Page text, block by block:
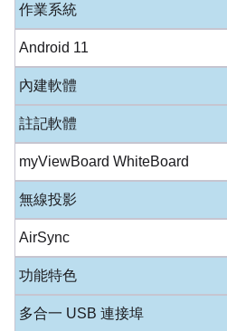
作業系統
Android 11
內建軟體
註記軟體
myViewBoard WhiteBoard
無線投影
AirSync
功能特色
多合一 USB 連接埠